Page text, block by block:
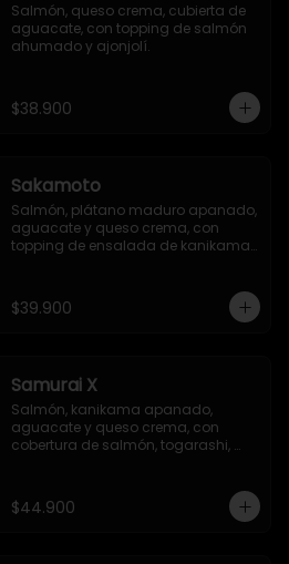
Salmón, queso crema, cubierta de
aguacate, con topping de salmón
ahumado y ajonjolí.
$38.900
Sakamoto
Salmón, plátano maduro apanado,
aguacate y queso crema, con
topping de ensalada de kanikama
$39.900
Samurai X
Salmón, kanikama apanado,
aguacate y queso crema, con
cobertura de salmón, togarashi,
$44.900